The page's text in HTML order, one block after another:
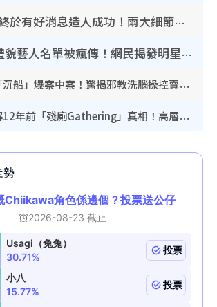
湯洛雯傳終於有好消息造人成功！兩大細節曝孕味極濃惹猜測：大肚婆先會咁！
8大最冇禮貌藝人名單被瘋傳！網民揭發明星真面目 一致數臭呢位係無品天花板？
銀行高層「沉船」爆案中案！驚揭邪教洗腦操控賣淫被吞600萬 幕後黑手講多錯多
林芊妤親解12年前「殘廁Gathering」真相！高層解約一句話重創尊嚴至今拒返TVB